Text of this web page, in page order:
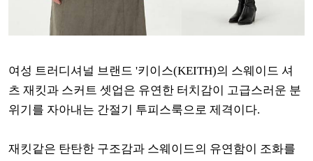
여성 트러디셔널 브랜드 '키이스(KEITH)의 스웨이드 셔
츠 재킷과 스커트 셋업은 유연한 터치감이 고급스러운 분
위기를 자아내는 간절기 투피스룩으로 제격이다.
재킷같은 탄탄한 구조감과 스웨이드의 유연함이 조화를